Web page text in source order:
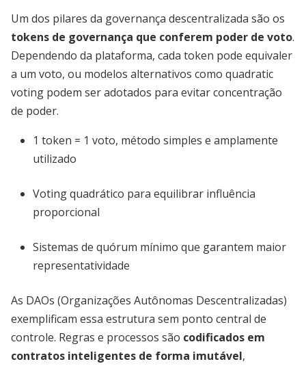
Um dos pilares da governança descentralizada são os
tokens de governança que conferem poder de voto.
Dependendo da plataforma, cada token pode equivaler
a um voto, ou modelos alternativos como quadratic
voting podem ser adotados para evitar concentração
de poder.
1 token = 1 voto, método simples e amplamente
utilizado
Voting quadrático para equilibrar influência
proporcional
Sistemas de quórum mínimo que garantem maior
representatividade
As DAOs (Organizações Autônomas Descentralizadas)
exemplificam essa estrutura sem ponto central de
controle. Regras e processos são codificados em
contratos inteligentes de forma imutável,